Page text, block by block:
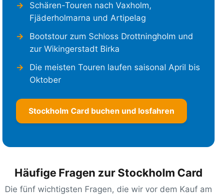
Schären-Touren nach Vaxholm,
Fjäderholmarna und Artipelag
Bootstour zum Schloss Drottningholm und
zur Wikingerstadt Birka
Die meisten Touren laufen saisonal April bis
Oktober
Stockholm Card buchen und losfahren
Häufige Fragen zur Stockholm Card
Die fünf wichtigsten Fragen, die wir vor dem Kauf am